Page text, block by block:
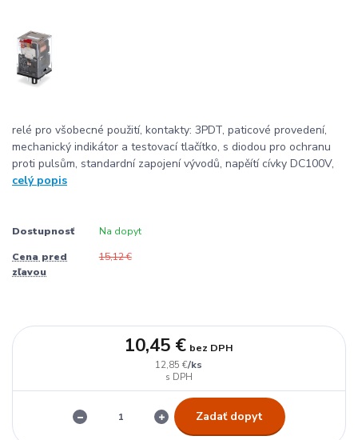
relé pro všobecné použití, kontakty: 3PDT, paticové provedení,
mechanický indikátor a testovací tlačítko, s diodou pro ochranu
proti pulsům, standardní zapojení vývodů, napěítí cívky DC100V,
celý popis
Dostupnosť Na dopyt
Cena pred
zľavou
15,12 €
12,85 €/ks
10,45 € bez DPH
Zadať dopyt